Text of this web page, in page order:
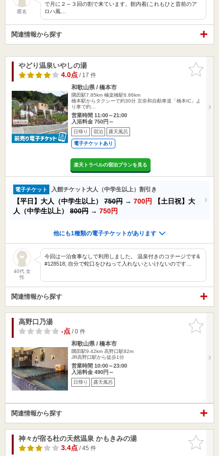
匿名
で月に２～３回の割で来ています。館内着(これもひと昔前のア
ロハ風…
関連情報から探す
お気に入
りに追加
やどり温泉いやしの湯
4.0点/ 17 件
和歌山県 / 橋本市
隅田駅7.85km 極楽橋駅6.86km
橋本駅からタクシーで約30分 京奈和自動車道「橋本IC」よ
り車で約…
営業時間 11:00～21:00
入浴料金 750円～
日帰り 宿泊 露天風呂
電子チケットあり
楽天トラベルの宿泊プランを見る
電子チケット 入館チケット大人（中学生以上）割引き
【平日】大人（中学生以上） 750円 → 700円
【土日祝】大
人（中学生以上） 800円 → 750円
他にも1種類の電子チケットがあります
40代 女
性
今回は一泊食事なしで利用しました。 温泉付きのコテージです&
#128518; 自分で蛇口をひねって入れないといけないのです…
関連情報から探す
お気に入
りに追加
高野口乃湯
-点/ 0 件
和歌山県 / 橋本市
隅田駅9.42km 高野口駅82m
JR高野口駅から徒歩1分
営業時間 10:00～23:00
入浴料金 490円～
日帰り 露天風呂
関連情報から探す
お気に入
りに追加
神々が宿る杜の天然温泉 かもきみの湯
3.4点/ 45 件